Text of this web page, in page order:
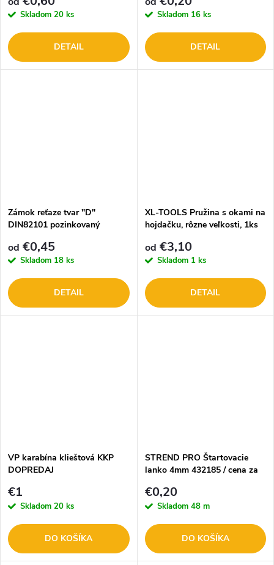
Skladom 20 ks
DETAIL
Skladom 16 ks
DETAIL
Zámok reťaze tvar "D"
DIN82101 pozinkovaný
od €0,45
Skladom 18 ks
DETAIL
XL-TOOLS Pružina s okami na
hojdačku, rôzne veľkosti, 1ks
od €3,10
Skladom 1 ks
DETAIL
VP karabína klieštová KKP
DOPREDAJ
€1
Skladom 20 ks
DO KOŠÍKA
STREND PRO Štartovacie
lanko 4mm 432185 / cena za
€0,20
Skladom 48 m
DO KOŠÍKA